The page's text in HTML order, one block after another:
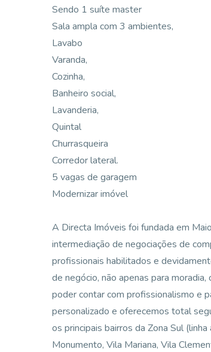
Sendo 1 suíte master
Sala ampla com 3 ambientes,
Lavabo
Varanda,
Cozinha,
Banheiro social,
Lavanderia,
Quintal
Churrasqueira
Corredor lateral.
5 vagas de garagem
Modernizar imóvel
A Directa Imóveis foi fundada em
intermediação de negociações de
profissionais habilitados e
de negócio, não apenas para
poder contar com profissionalismo e
personalizado e oferecemos total
os principais bairros da Zona Sul
Monumento, Vila Mariana, Vila